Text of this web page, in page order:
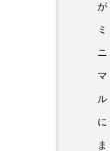
が
ミ
ニ
マ
ル
に
ま